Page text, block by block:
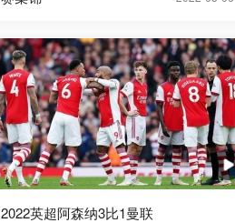
2022英超阿森纳3比1曼联